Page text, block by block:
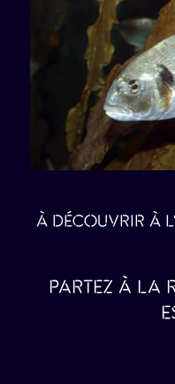
À DÉCOUVRIR À
PARTEZ À LA